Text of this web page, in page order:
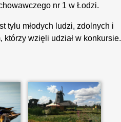
nr 1 w Łodzi.
tylu młodych ludzi, zdolnych i
wzięli udział w konkursie.